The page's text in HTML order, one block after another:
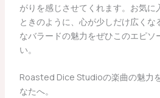
がりを感じさせてくれます。お気に
ときのように、心が少しだけ広くな
なバラードの魅力をぜひこのエピソ
い。
Roasted Dice Studioの楽曲の魅力
なたへ。